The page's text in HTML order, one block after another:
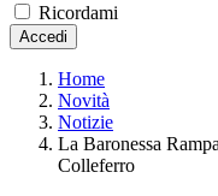
Ricordami
Accedi
Home
Novità
Notizie
La Baronessa
Colleferro